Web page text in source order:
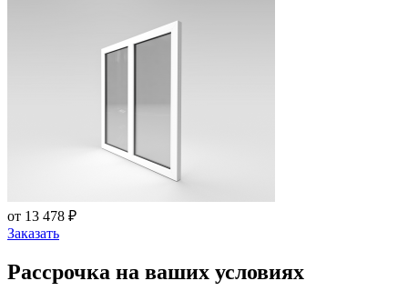
от 13 478 ₽
Заказать
Рассрочка на ваших условиях